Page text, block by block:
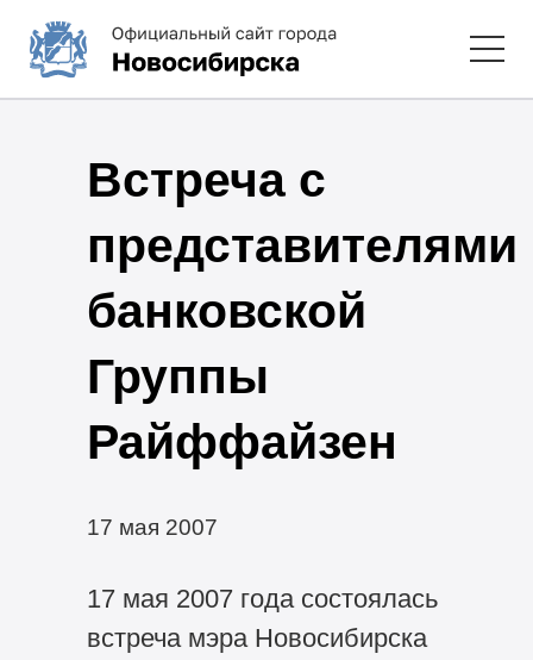
Встреча с
представителями
банковской
Группы
Райффайзен
17 мая 2007
17 мая 2007 года состоялась
встреча мэра Новосибирска